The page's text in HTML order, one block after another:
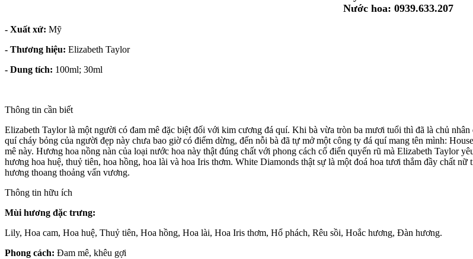
Nước hoa: 0939.633.207
- Xuất xứ: Mỹ
- Thương hiệu: Elizabeth Taylor
- Dung tích: 100ml; 30ml
Thông tin cần biết
Elizabeth Taylor là một người có đam mê đặc biệt đối với kim cương đá quí. Khi bà vừa tròn ba mươi tuổi thì đã là chủ
quí cháy bỏng của người đẹp này chưa bao giờ có điểm dừng, đến nỗi bà đã tự mở một công ty đá quí mang tên mình:
mê này. Hương hoa nồng nàn của loại nước hoa này thật đúng chất với phong cách cổ điển quyến rũ mà Elizabeth Taylor
hương hoa huệ, thuỷ tiên, hoa hồng, hoa lài và hoa Iris thơm. White Diamonds thật sự là một đoá hoa tươi thắm đầy chất
hương thoang thoảng vấn vương.
Thông tin hữu ích
Mùi hương đặc trưng:
Lily, Hoa cam, Hoa huệ, Thuỷ tiên, Hoa hồng, Hoa lài, Hoa Iris thơm, Hổ phách, Rêu sồi, Hoắc hương, Đàn hương.
Phong cách: Đam mê, khêu gợi